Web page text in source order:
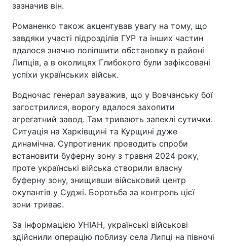
зазначив він.
Романенко також акцентував увагу на тому, що
завдяки участі підрозділів ГУР та інших частин
вдалося значно поліпшити обстановку в районі
Липців, а в околицях Глибокого були зафіксовані
успіхи українських військ.
Водночас генерал зауважив, що у Вовчанську бої
загострилися, ворогу вдалося захопити
агрегатний завод. Там тривають запеклі сутички.
Ситуація на Харківщині та Курщині дуже
динамічна. Супротивник проводить спроби
встановити буферну зону з травня 2024 року,
проте українські війська створили власну
буферну зону, знищивши військовий центр
окупантів у Суджі. Боротьба за контроль цієї
зони триває.
За інформацією УНІАН, українські військові
здійснили операцію поблизу села Липці на півночі